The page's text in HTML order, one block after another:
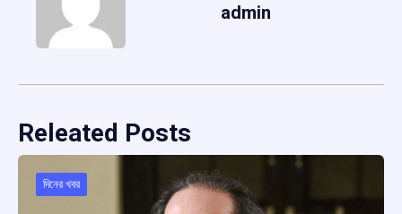
admin
Releated Posts
দিনের খবর